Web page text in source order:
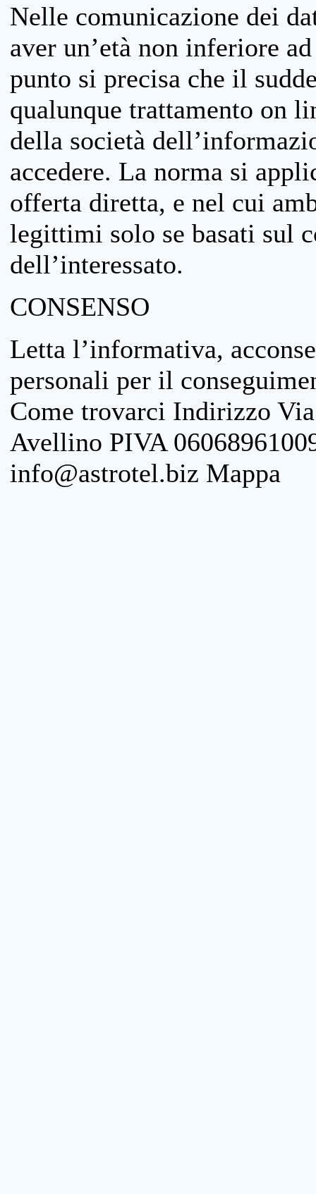
Nelle comunicazione dei
aver un’età non inferiore
punto si precisa che il
qualunque trattamento on
della società
accedere. La norma si
offerta diretta, e nel cui
legittimi solo se basati sul
dell’interessato.
CONSENSO
Letta l’informativa,
personali per il
Come trovarci Indirizzo
Avellino PIVA
info@astrotel.biz Mappa